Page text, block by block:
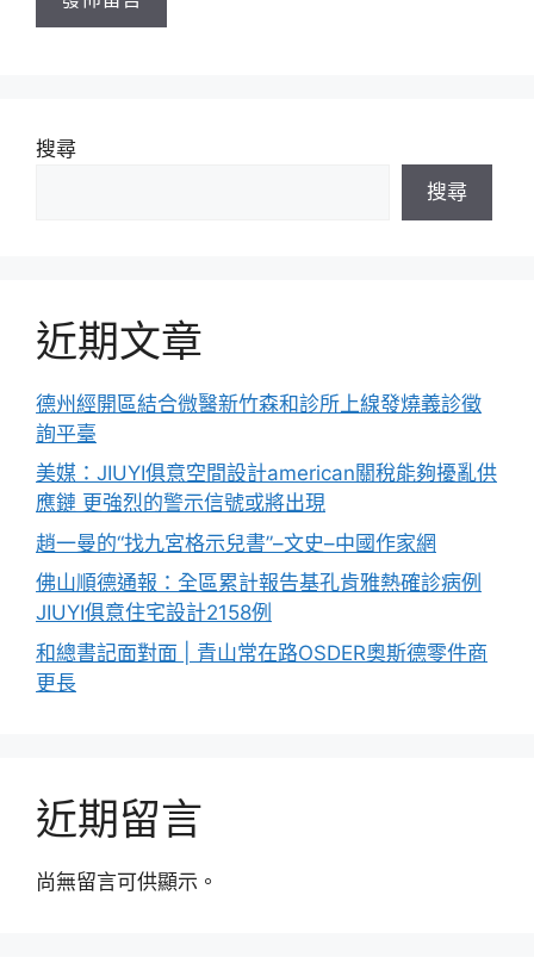
搜尋
搜尋
近期文章
德州經開區結合微醫新竹森和診所上線發燒義診徵
詢平臺
美媒：JIUYI俱意空間設計american關稅能夠擾亂供
應鏈 更強烈的警示信號或將出現
趙一曼的“找九宮格示兒書”–文史–中國作家網
佛山順德通報：全區累計報告基孔肯雅熱確診病例
JIUYI俱意住宅設計2158例
和總書記面對面 | 青山常在路OSDER奧斯德零件商
更長
近期留言
尚無留言可供顯示。